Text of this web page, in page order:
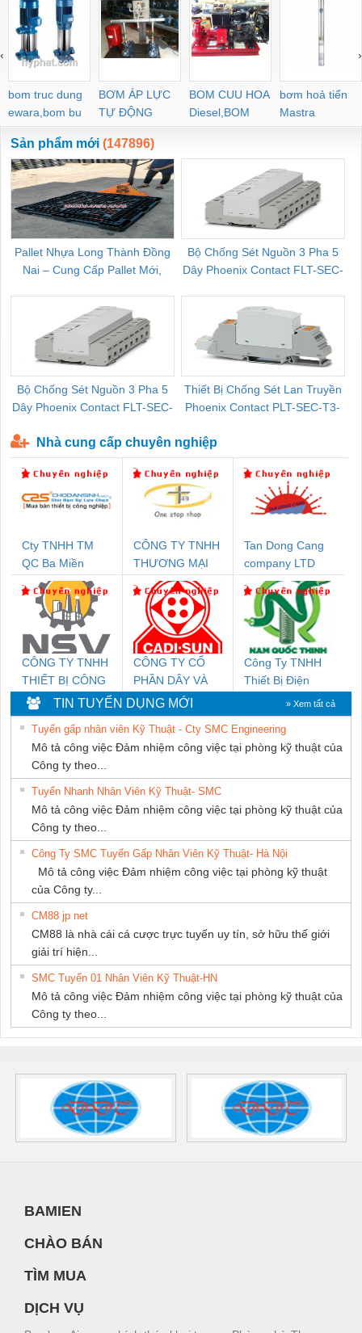
bom truc dung
ewara,bom bu
ewara
BƠM ÁP LỰC
TỰ ĐỘNG
BOM CUU HOA
Diesel,BOM
CHUA CHAY
bơm hoả tiển
Mastra
‹ ›
Sản phẩm mới (147896)
Pallet Nhựa Long Thành Đồng
Nai – Cung Cấp Pallet Mới,
Bộ Chống Sét Nguồn 3 Pha 5
Dây Phoenix Contact FLT-SEC-
Bộ Chống Sét Nguồn 3 Pha 5
Dây Phoenix Contact FLT-SEC-
Thiết Bị Chống Sét Lan Truyền
Phoenix Contact PLT-SEC-T3-
Nhà cung cấp chuyên nghiệp
Cty TNHH TM
QC Ba Miền
CÔNG TY TNHH
THƯƠNG MẠI
THIÊN ÂN VIỆT
NAM
Tan Dong Cang
company LTD
CÔNG TY TNHH
THIẾT BỊ CÔNG
NGHIỆP NIHON
SETSUBI VIỆT
NAM
CÔNG TY CỔ
PHẦN DÂY VÀ
CÁP ĐIỆN
THƯỢNG ĐÌNH
Công Ty TNHH
Thiết Bị Điện
Nam Quốc Thịnh
TIN TUYỂN DỤNG MỚI » Xem tất cả
Tuyển gấp nhân viên Kỹ Thuật - Cty SMC Engineering
Mô tả công việc Đảm nhiệm công việc tại phòng kỹ thuật của
Công ty theo...
Tuyển Nhanh Nhân Viên Kỹ Thuật- SMC
Mô tả công việc Đảm nhiệm công việc tại phòng kỹ thuật của
Công ty theo...
Công Ty SMC Tuyển Gấp Nhân Viên Kỹ Thuật- Hà Nội
Mô tả công việc Đảm nhiệm công việc tại phòng kỹ thuật
của Công ty...
CM88 jp net
CM88 là nhà cái cá cược trực tuyến uy tín, sở hữu thế giới
giải trí hiện...
SMC Tuyển 01 Nhân Viên Kỹ Thuật-HN
Mô tả công việc Đảm nhiệm công việc tại phòng kỹ thuật của
Công ty theo...
BAMIEN
CHÀO BÁN
TÌM MUA
DỊCH VỤ